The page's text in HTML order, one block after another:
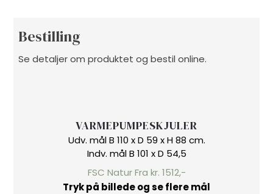
Bestilling
Se detaljer om produktet og bestil online.
​VARMEPUMPESKJULER​
Udv. mål B 110 x D 59 x H 88 cm.​
Indv. mål B 101 x D 54,5
FSC Natur Fra kr. 1512,-
Tryk på billede og se flere mål